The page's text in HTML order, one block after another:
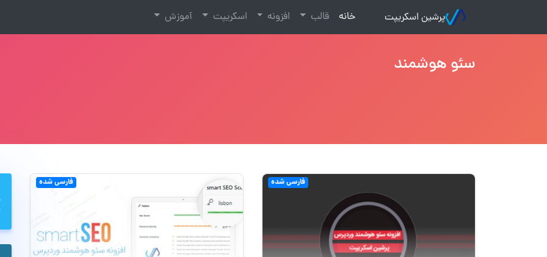
پرشین اسکریپت خانه
(current) قالب افزونه اسکریپت آموزش
سئو هوشمند
فارسی شده فارسی شده